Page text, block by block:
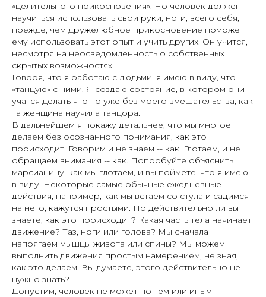
«целительного прикосновения». Но человек должен
научиться использовать свои руки, ноги, всего себя,
прежде, чем дружелюбное прикосновение поможет
ему использовать этот опыт и учить других. Он учится,
несмотря на неосведомленность о собственных
скрытых возможностях.
Говоря, что я работаю с людьми, я имею в виду, что
«танцую» с ними. Я создаю состояние, в котором они
учатся делать что-то уже без моего вмешательства, как
та женщина научила танцора.
В дальнейшем я покажу детальнее, что мы многое
делаем без осознанного понимания, как это
происходит. Говорим и не знаем -- как. Глотаем, и не
обращаем внимания -- как. Попробуйте объяснить
марсианину, как мы глотаем, и вы поймете, что я имею
в виду. Некоторые самые обычные ежедневные
действия, например, как мы встаем со стула и садимся
на него, кажутся простыми. Но действительно ли вы
знаете, как это происходит? Какая часть тела начинает
движение? Таз, ноги или голова? Мы сначала
напрягаем мышцы живота или спины? Мы можем
выполнить движения простым намерением, не зная,
как это делаем. Вы думаете, этого действительно не
нужно знать?
Допустим, человек не может по тем или иным